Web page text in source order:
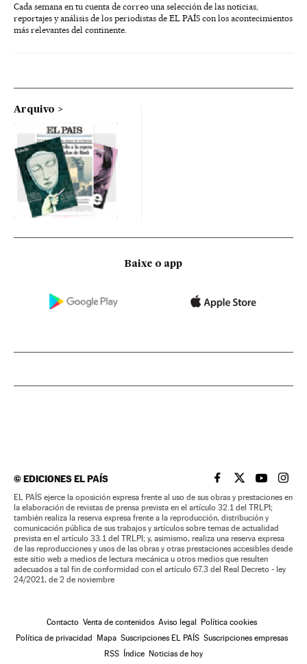
Cada semana en tu cuenta de correo una selección de las noticias,
reportajes y análisis de los periodistas de EL PAÍS con los acontecimientos
más relevantes del continente.
Arquivo
Baixe o app
©EDICIONES EL PAÍS EL PAÍS BRASIL EN
EL PAÍSEL PAÍS
EL
EL PAÍS ejerce la oposición expresa frente al uso de sus obras y prestaciones en
la elaboración de revistas de prensa prevista en el artículo 32.1 del TRLPI;
también realiza la reserva expresa frente a la reproducción, distribución y
comunicación pública de sus trabajos y artículos sobre temas de actualidad
prevista en el artículo 33.1 del TRLPI; y, asimismo, realiza una reserva expresa
de las reproducciones y usos de las obras y otras prestaciones accesibles desde
este sitio web a medios de lectura mecánica u otros medios que resulten
adecuados a tal fin de conformidad con el artículo 67.3 del Real Decreto - ley
24/2021, de 2 de noviembre
Contacto Venta de contenidos Aviso legal
Política cookies
Política de privacidad
Mapa Suscripciones EL PAÍS Suscripciones empresas
RSS
Índice Noticias de hoy